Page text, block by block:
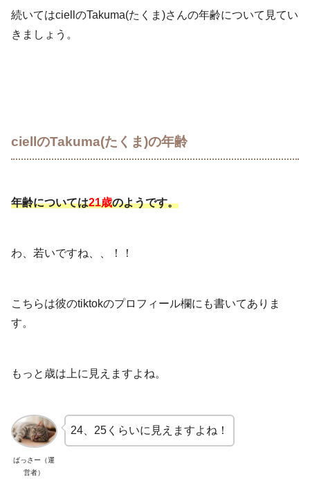
続いてはciellのTakuma(たくま)さんの年齢について見てい
きましょう。
ciellのTakuma(たくま)の年齢
年齢については21歳のようです。
わ、若いですね、、！！
こちらは彼のtiktokのプロフィール欄にも書いてありま
す。
もっと歳は上に見えますよね。
ばっさー（運
営者）
24、25くらいに見えますよね！